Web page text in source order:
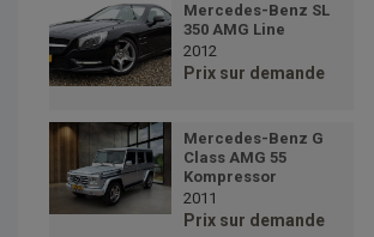
Mercedes-Benz SL
350 AMG Line
2012
Prix sur demande
Mercedes-Benz G
Class AMG 55
Kompressor
2011
Prix sur demande